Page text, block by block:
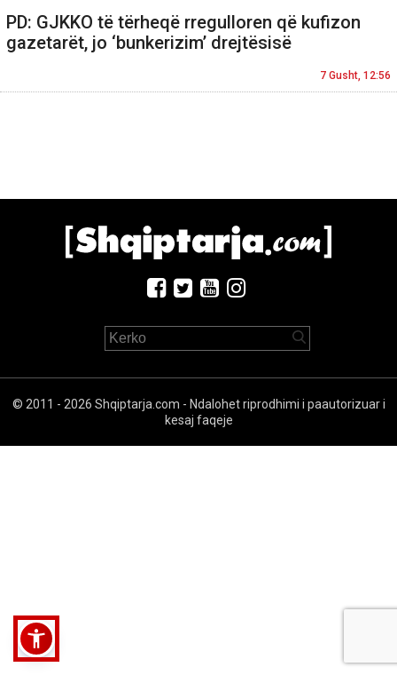
PD: GJKKO të tërheqë rregulloren që kufizon
gazetarët, jo ‘bunkerizim’ drejtësisë
7 Gusht, 12:56
© 2011 - 2026 Shqiptarja.com - Ndalohet riprodhimi i paautorizuar i
kesaj faqeje